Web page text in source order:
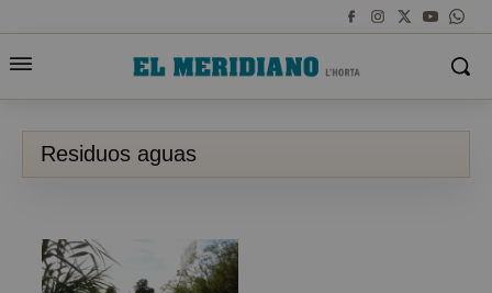
Residuos aguas